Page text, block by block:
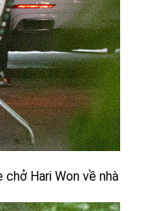
Hari Won về nhà